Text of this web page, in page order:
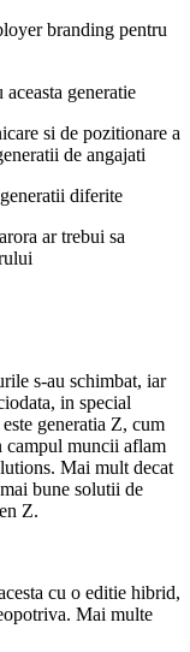
branding pentru
generatie
si de pozitionare a
de angajati
diferite
ar trebui sa
s-au schimbat, iar
in special
generatia Z, cum
campul muncii aflam
Mai mult decat
bune solutii de
Z.
cu o editie hibrid,
Mai multe